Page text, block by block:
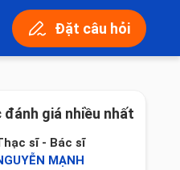
Đặt câu hỏi
giá nhiều nhất
sĩ - Bác sĩ
MẠNH